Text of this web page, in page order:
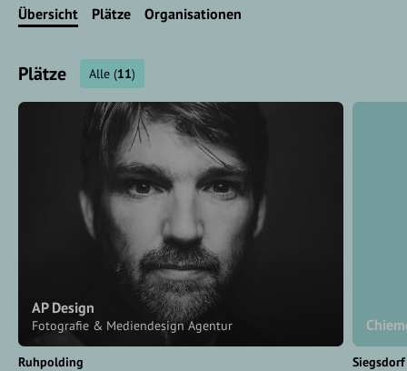
Übersicht Plätze Organisationen
Plätze Alle (11)
AP Design
Fotografie & Mediendesign Agentur
Ruhpolding Siegsdorf